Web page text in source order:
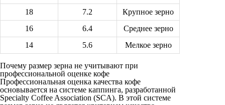
18
7.2
Крупное зерно
16
6.4
Среднее зерно
14
5.6 Мелкое зерно
Почему размер зерна не учитывают при
профессиональной оценке кофе
Профессиональная оценка качества кофе
основывается на системе каппинга, разработанной
Specialty Coffee Association (SCA). В этой системе